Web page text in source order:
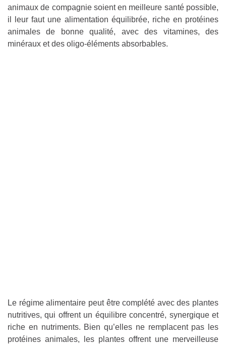
animaux de compagnie soient en meilleure santé possible,
il leur faut une alimentation équilibrée, riche en protéines
animales de bonne qualité, avec des vitamines, des
minéraux et des oligo-éléments absorbables.
Le régime alimentaire peut être complété avec des plantes
nutritives, qui offrent un équilibre concentré, synergique et
riche en nutriments. Bien qu’elles ne remplacent pas les
protéines animales, les plantes offrent une merveilleuse